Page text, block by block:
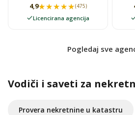
4,9★★★★★
★★★★★(475)
Licencirana agencija
Pogledaj sve
Vodiči i saveti za
Provera nekretnine u katastru